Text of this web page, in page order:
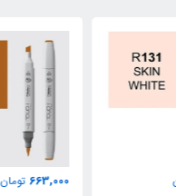
663,000 تومان